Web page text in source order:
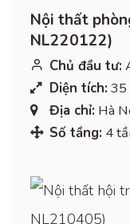
Nội thất
NL220122)
Chủ đầu tư:
Diện tích: 35
Địa chỉ: Hà
Số tầng: 4